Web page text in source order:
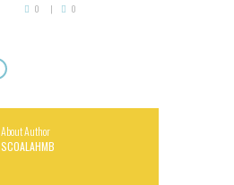
0 0
About Author
SCOALAHMB